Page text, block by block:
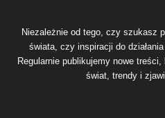
Niezależnie od tego, czy szukasz
świata, czy inspiracji do
Regularnie publikujemy nowe
świat, trendy i